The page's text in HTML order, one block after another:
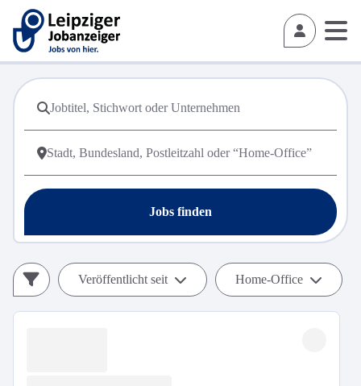
Jobs finden
Veröffentlicht seit Home-Office